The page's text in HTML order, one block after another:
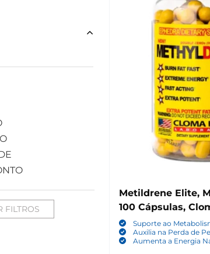
FILTROS
Metildrene Elite,
100 Cápsulas,
Suporte ao
Auxilia na Perda de
Aumenta a Energia